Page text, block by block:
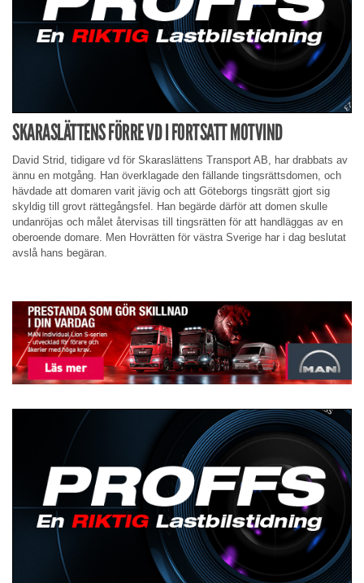
SKARASLÄTTENS FÖRRE VD I FORTSATT MOTVIND
David Strid, tidigare vd för Skaraslättens Transport AB, har drabbats av
ännu en motgång. Han överklagade den fällande tingsrättsdomen, och
hävdade att domaren varit jävig och att Göteborgs tingsrätt gjort sig
skyldig till grovt rättegångsfel. Han begärde därför att domen skulle
undanröjas och målet återvisas till tingsrätten för att handläggas av en
oberoende domare. Men Hovrätten för västra Sverige har i dag beslutat
avslå hans begäran.